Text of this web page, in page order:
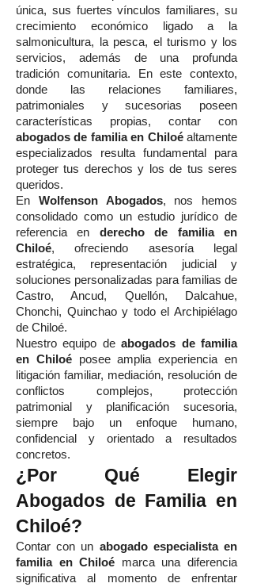
única, sus fuertes vínculos familiares, su
crecimiento económico ligado a la
salmonicultura, la pesca, el turismo y los
servicios, además de una profunda
tradición comunitaria. En este contexto,
donde las relaciones familiares,
patrimoniales y sucesorias poseen
características propias, contar con
abogados de familia en Chiloéaltamente
especializados resulta fundamental para
proteger tus derechos y los de tus seres
queridos.
En Wolfenson Abogados, nos hemos
consolidado como un estudio jurídico de
referencia en derecho de familia en
Chiloé, ofreciendo asesoría legal
estratégica, representación judicial y
soluciones personalizadas para familias de
Castro, Ancud, Quellón, Dalcahue,
Chonchi, Quinchao y todo el Archipiélago
de Chiloé.
Nuestro equipo deabogados de familia
en Chiloéposee amplia experiencia en
litigación familiar, mediación, resolución de
conflictos complejos, protección
patrimonial y planificación sucesoria,
siempre bajo un enfoque humano,
confidencial y orientado a resultados
concretos.
¿Por Qué Elegir
Abogados de Familia en
Chiloé?
Contar con un abogado especialista en
familia en Chiloé marca una diferencia
significativa al momento de enfrentar